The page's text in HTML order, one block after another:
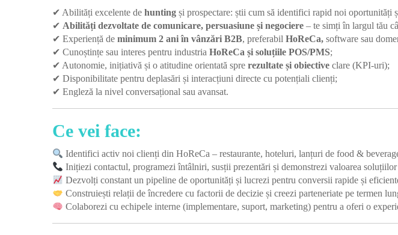
✔ Abilități excelente de hunting și prospectare: știi cum să identifici rapid noi oportunități
✔ Abilități dezvoltate de comunicare, persuasiune și negociere – te simți în largul tău
✔ Experiență de minimum 2 ani în vânzări B2B, preferabil HoReCa, software sau
✔ Cunoștințe sau interes pentru industria HoReCa și soluțiile POS/PMS;
✔ Autonomie, inițiativă și o atitudine orientată spre rezultate și obiective clare (KPI-uri);
✔ Disponibilitate pentru deplasări și interacțiuni directe cu potențiali clienți;
✔ Engleză la nivel conversațional sau avansat.
Ce vei face:
Identifici activ noi clienți din HoReCa – restaurante, hoteluri, lanțuri de food &
Inițiezi contactul, programezi întâlniri, susții prezentări și demonstrezi valoarea
Dezvolți constant un pipeline de oportunități și lucrezi pentru conversii rapide și
Construiești relații de încredere cu factorii de decizie și creezi parteneriate pe termen
Colaborezi cu echipele interne (implementare, suport, marketing) pentru a oferi o